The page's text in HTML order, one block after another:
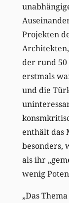
Projekten
der rund 50
erstmals
und die
enthält das
besonders,
als ihr
wenig
„Das